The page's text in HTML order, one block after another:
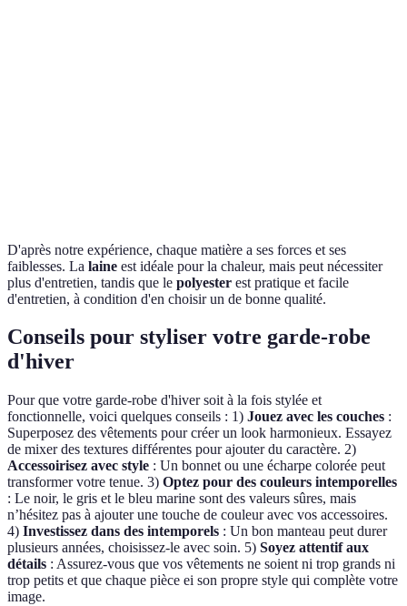
D'après notre expérience, chaque matière a ses forces et ses
faiblesses. La laine est idéale pour la chaleur, mais peut nécessiter
plus d'entretien, tandis que le polyester est pratique et facile
d'entretien, à condition d'en choisir un de bonne qualité.
Conseils pour styliser votre garde-robe
d'hiver
Pour que votre garde-robe d'hiver soit à la fois stylée et
fonctionnelle, voici quelques conseils : 1) Jouez avec les couches :
Superposez des vêtements pour créer un look harmonieux. Essayez
de mixer des textures différentes pour ajouter du caractère. 2)
Accessoirisez avec style : Un bonnet ou une écharpe colorée peut
transformer votre tenue. 3) Optez pour des couleurs intemporelles
: Le noir, le gris et le bleu marine sont des valeurs sûres, mais
n’hésitez pas à ajouter une touche de couleur avec vos accessoires.
4) Investissez dans des intemporels : Un bon manteau peut durer
plusieurs années, choisissez-le avec soin. 5) Soyez attentif aux
détails : Assurez-vous que vos vêtements ne soient ni trop grands ni
trop petits et que chaque pièce ei son propre style qui complète votre
image.